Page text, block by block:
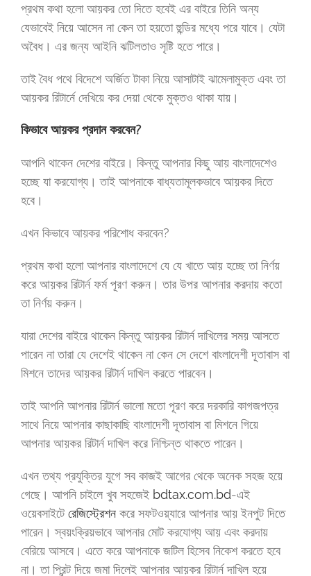
প্রথম কথা হলো আয়কর তো দিতে হবেই এর বাইরে তিনি অন্য
যেভাবেই নিয়ে আসেন না কেন তা হয়তো হুন্ডির মধ্যে পরে যাবে। যেটা
অবৈধ। এর জন্য আইনি ঝটিলতাও সৃষ্টি হতে পারে।
তাই বৈধ পথে বিদেশে অর্জিত টাকা নিয়ে আসাটাই ঝামেলামুক্ত এবং তা
আয়কর রিটার্নে দেখিয়ে কর দেয়া থেকে মুক্তও থাকা যায়।
কিভাবে আয়কর প্রদান করবেন?
আপনি থাকেন দেশের বাইরে। কিন্তু আপনার কিছু আয় বাংলাদেশেও
হচ্ছে যা করযোগ্য। তাই আপনাকে বাধ্যতামূলকভাবে আয়কর দিতে
হবে।
এখন কিভাবে আয়কর পরিশোধ করবেন?
প্রথম কথা হলো আপনার বাংলাদেশে যে যে খাতে আয় হচ্ছে তা নির্ণয়
করে আয়কর রিটার্ন ফর্ম পূরণ করুন। তার উপর আপনার করদায় কতো
তা নির্ণয় করুন।
যারা দেশের বাইরে থাকেন কিন্তু আয়কর রিটার্ন দাখিলের সময় আসতে
পারেন না তারা যে দেশেই থাকেন না কেন সে দেশে বাংলাদেশী দূতাবাস বা
মিশনে তাদের আয়কর রিটার্ন দাখিল করতে পারবেন।
তাই আপনি আপনার রিটার্ন ভালো মতো পূরণ করে দরকারি কাগজপত্র
সাথে নিয়ে আপনার কাছাকাছি বাংলাদেশী দূতাবাস বা মিশনে গিয়ে
আপনার আয়কর রিটার্ন দাখিল করে নিশ্চিন্ত থাকতে পারেন।
এখন তথ্য প্রযুক্তির যুগে সব কাজই আগের থেকে অনেক সহজ হয়ে
গেছে। আপনি চাইলে খুব সহজেই bdtax.com.bd-এই
ওয়েবসাইটেরেজিস্ট্রেশন করে সফটওয়্যারে আপনার আয় ইনপুট দিতে
পারেন। স্বয়ংক্রিয়ভাবে আপনার মোট করযোগ্য আয় এবং করদায়
বেরিয়ে আসবে। এতে করে আপনাকে জটিল হিসেব নিকেশ করতে হবে
না। তা প্রিন্ট দিয়ে জমা দিলেই আপনার আয়কর রিটার্ন দাখিল হয়ে